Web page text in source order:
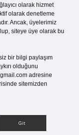
olarak hizmet
olarak denetleme
Ancak, üyelerimiz
siteye üye olarak bu
bir bilgi paylaşım
olduğunu
adresine
sitemizden